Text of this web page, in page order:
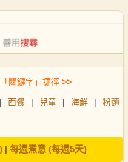
關鍵字」捷徑 >>
| 西餐 | 兒童 | 海鮮 |
粉麵
| 每週煮意 (每週5天)